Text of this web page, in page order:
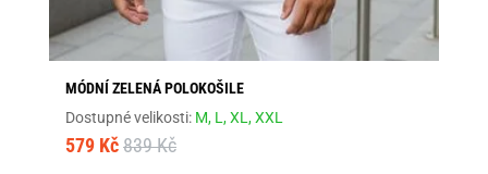
MÓDNÍ ZELENÁ POLOKOŠILE
Dostupné velikosti: M, L,XL,XXL
579 Kč 839 Kč